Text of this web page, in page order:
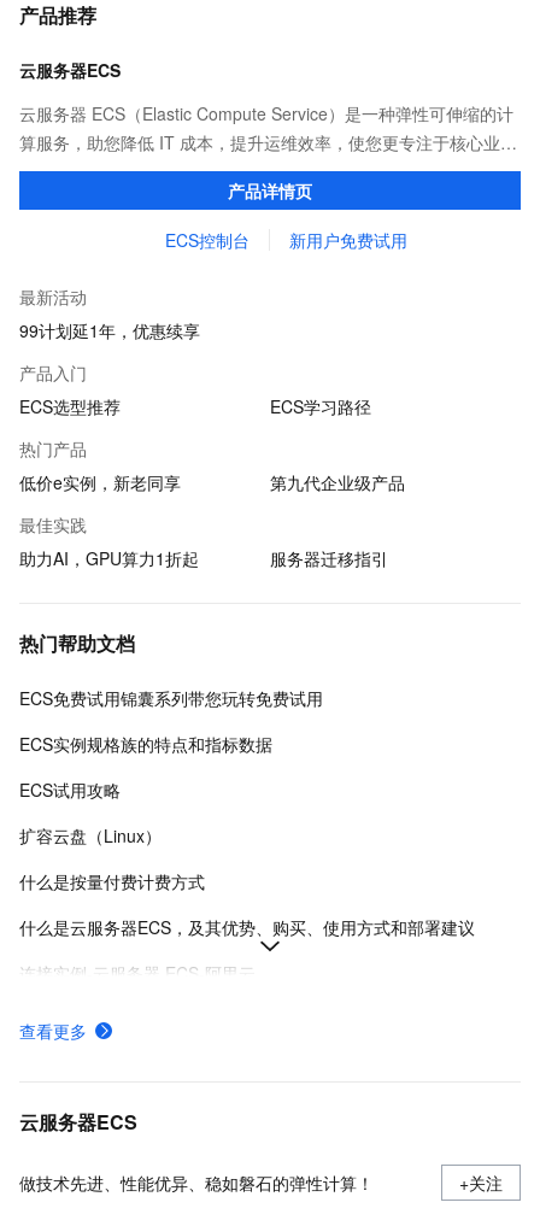
产品推荐
云服务器ECS
云服务器 ECS（Elastic Compute Service）是一种弹性可伸缩的计
算服务，助您降低 IT 成本，提升运维效率，使您更专注于核心业务
创新。
产品详情页
ECS控制台 新用户免费试用
最新活动
99计划延1年，优惠续享
产品入门
ECS选型推荐
ECS学习路径
热门产品
低价e实例，新老同享
第九代企业级产品
最佳实践
助力AI，GPU算力1折起
服务器迁移指引
热门帮助文档
ECS免费试用锦囊系列带您玩转免费试用
ECS实例规格族的特点和指标数据
ECS试用攻略
扩容云盘（Linux）
什么是按量付费计费方式
什么是云服务器ECS，及其优势、购买、使用方式和部署建议
连接实例-云服务器 ECS-阿里云
在Linux上安装Docker和Docker Compose
使用安全组
查看更多
云服务器ECS
做技术先进、性能优异、稳如磐石的弹性计算！ +关注